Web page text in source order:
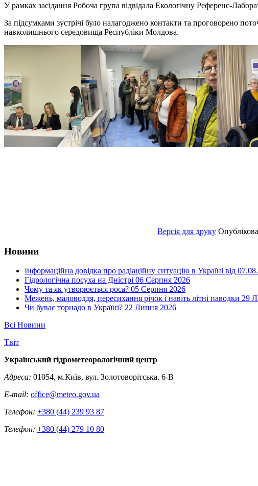
У рамках засідання Робоча група відвідала Екологічну Референс-
За підсумками зустрічі було налагоджено контакти та проговорено
навколишнього середовища Республіки Молдова.
Версія для друку
Новини
Інформаційна довідка про радіаційну ситуацію в Україні від
Гідрологічна посуха на Дністрі 06 Серпня 2026
Чому та як утворюється роса? 05 Серпня 2026
Межень, маловоддя, пересихання річок і навіть літні паводки 29
Чи буває торнадо в Україні? 22 Липня 2026
Всі Новини
Tвіт
Український гідрометеорологічний центр
Адреса: 01054, м.Київ, вул. Золотоворітська, 6-В
E-mail: office@meteo.gov.ua
Телефон: +380 (44) 239 93 87
Телефон: +380 (44) 279 10 80